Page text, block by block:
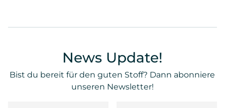
News Update!
Bist du bereit für den guten Stoff? Dann abonniere
unseren Newsletter!